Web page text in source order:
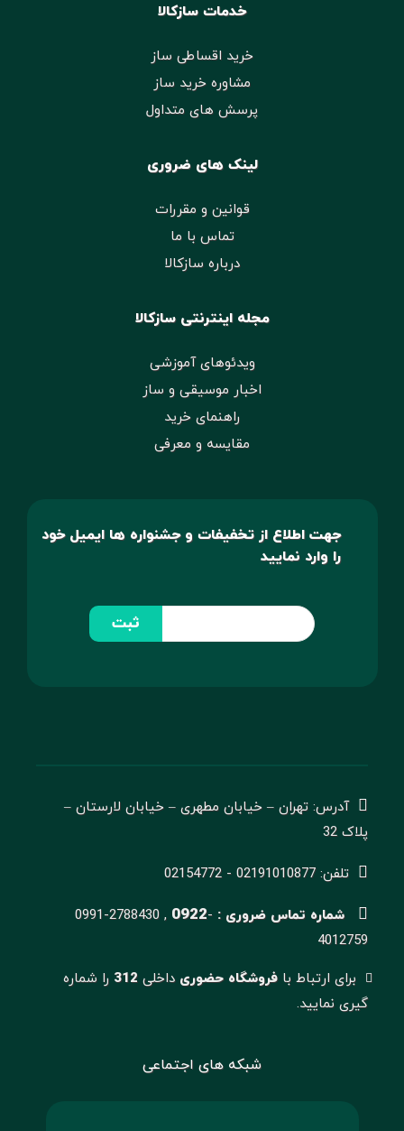
خدمات سازکالا
خرید اقساطی ساز
مشاوره خرید ساز
پرسش های متداول
لینک های ضروری
قوانین و مقررات
تماس با ما
درباره سازکالا
مجله اینترنتی سازکالا
ویدئوهای آموزشی
اخبار موسیقی و ساز
راهنمای خرید
مقایسه و معرفی
جهت اطلاع از تخفیفات و جشنواره ها ایمیل خود
را وارد نمایید
ثبت
آدرس: تهران – خیابان مطهری – خیابان لارستان –
پلاک 32
تلفن: 02191010877 - 02154772
شماره تماس ضروری : 0991-2788430 , 0922-
4012759
برای ارتباط با فروشگاه حضوریداخلی 312 را شماره
گیری نمایید.
شبکه های اجتماعی